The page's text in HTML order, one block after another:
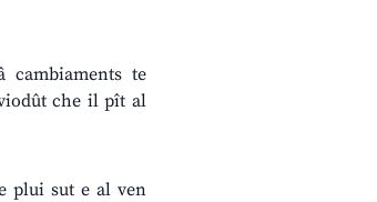
cambiaments te
che il pît al
plui sut e al ven